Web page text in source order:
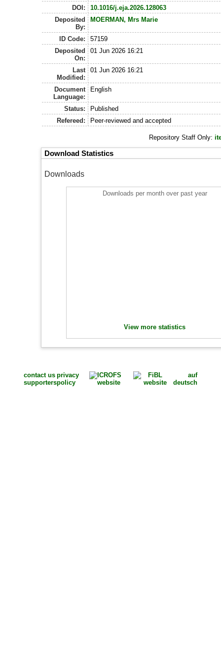
DOI:
10.1016/j.eja.2026.128063
Deposited
By:
MOERMAN, Mrs Marie
ID Code:
57159
Deposited
On:
01 Jun 2026 16:21
Last
Modified:
01 Jun 2026 16:21
Document
Language:
English
Status:
Published
Refereed:
Peer-reviewed and accepted
Repository Staff Only:
Download Statistics
Downloads
Downloads per month over past year
View more statistics
contact us
supporters
privacy
policy
auf
deutsch